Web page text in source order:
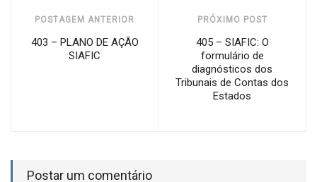
POSTAGEM ANTERIOR
403 – PLANO DE AÇÃO
SIAFIC
PRÓXIMO POST
405 – SIAFIC: O
formulário de
diagnósticos dos
Tribunais de Contas dos
Estados
Postar um comentário